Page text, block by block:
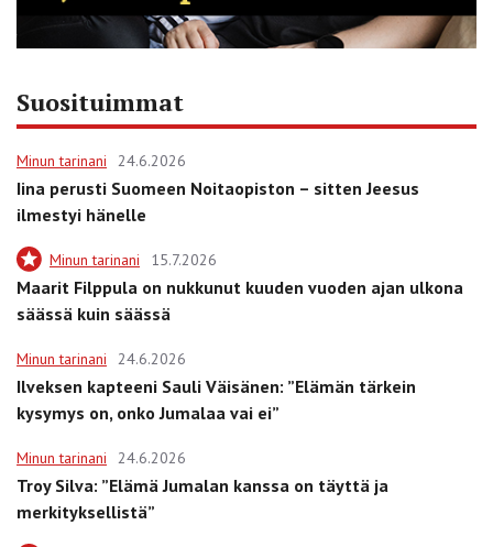
Suosituimmat
Minun tarinani 24.6.2026
Iina perusti Suomeen Noitaopiston – sitten Jeesus
ilmestyi hänelle
Minun tarinani 15.7.2026
Maarit Filppula on nukkunut kuuden vuoden ajan ulkona
säässä kuin säässä
Minun tarinani 24.6.2026
Ilveksen kapteeni Sauli Väisänen: ”Elämän tärkein
kysymys on, onko Jumalaa vai ei”
Minun tarinani 24.6.2026
Troy Silva: ”Elämä Jumalan kanssa on täyttä ja
merkityksellistä”